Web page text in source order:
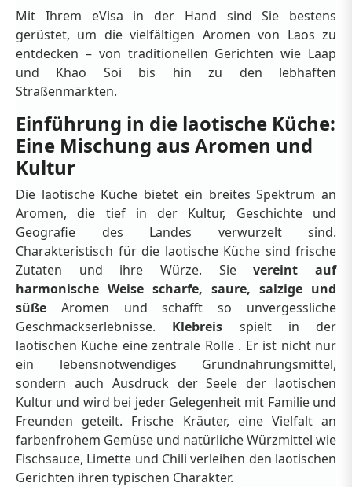
Mit Ihrem eVisa in der Hand sind Sie bestens
gerüstet, um die vielfältigen Aromen von Laos zu
entdecken – von traditionellen Gerichten wie Laap
und Khao Soi bis hin zu den lebhaften
Straßenmärkten.
Einführung in die laotische Küche:
Eine Mischung aus Aromen und
Kultur
Die laotische Küche bietet ein breites Spektrum an
Aromen, die tief in der Kultur, Geschichte und
Geografie des Landes verwurzelt sind.
Charakteristisch für die laotische Küche sind frische
Zutaten und ihre Würze. Sievereint auf
harmonische Weise scharfe, saure, salzige und
süße Aromen und schafft so unvergessliche
Geschmackserlebnisse. Klebreis spielt in der
laotischen Küche eine zentrale Rolle . Er ist nicht nur
ein lebensnotwendiges Grundnahrungsmittel,
sondern auch Ausdruck der Seele der laotischen
Kultur und wird bei jeder Gelegenheit mit Familie und
Freunden geteilt. Frische Kräuter, eine Vielfalt an
farbenfrohem Gemüse und natürliche Würzmittel wie
Fischsauce, Limette und Chili verleihen den laotischen
Gerichten ihren typischen Charakter.